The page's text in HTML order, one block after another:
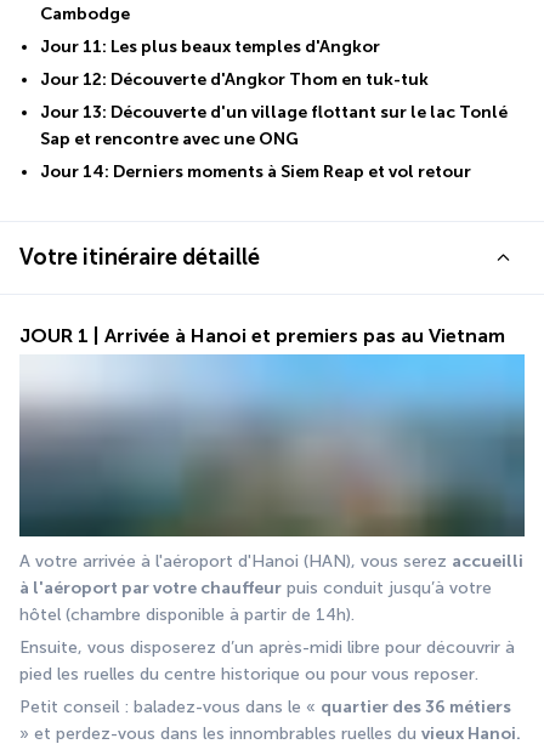
Cambodge
Jour 11: Les plus beaux temples d'Angkor
Jour 12: Découverte d'Angkor Thom en tuk-tuk
Jour 13: Découverte d'un village flottant sur le lac Tonlé
Sap et rencontre avec une ONG
Jour 14: Derniers moments à Siem Reap et vol retour
Votre itinéraire détaillé
JOUR 1 | Arrivée à Hanoi et premiers pas au Vietnam
A votre arrivée à l'aéroport d'Hanoi (HAN), vous serez accueilli
à l'aéroport par votre chauffeur puis conduit jusqu’à votre
hôtel (chambre disponible à partir de 14h).
Ensuite, vous disposerez d’un après-midi libre pour découvrir à
pied les ruelles du centre historique ou pour vous reposer.
Petit conseil : baladez-vous dans le « quartier des 36 métiers
» et perdez-vous dans les innombrables ruelles du vieux Hanoi.